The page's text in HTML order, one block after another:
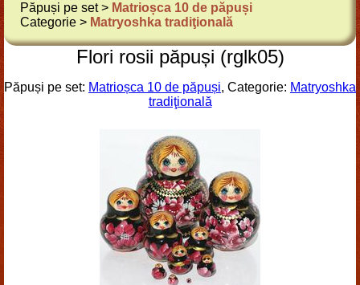
Păpuși pe set > Matrioșca 10 de păpuși
Categorie > Matryoshka tradiţională
Flori rosii păpuși (rglk05)
Păpuși pe set: Matrioșca 10 de păpuși, Categorie: Matryoshka
tradiţională